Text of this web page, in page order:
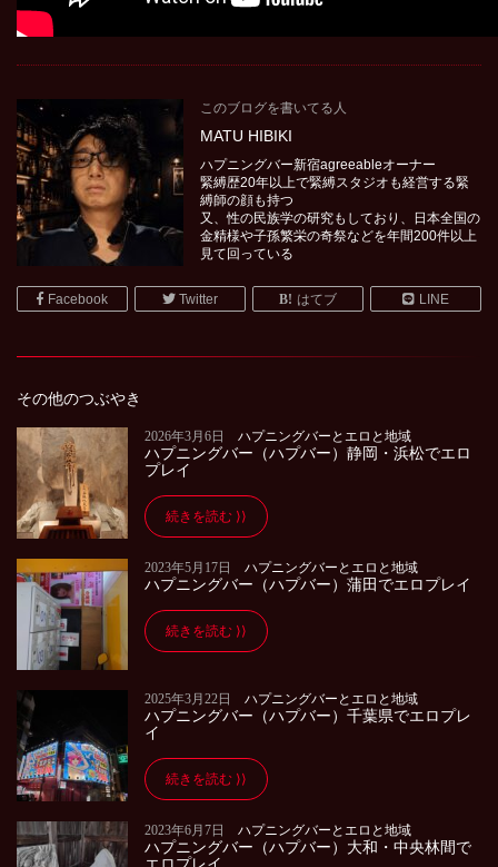
このブログを書いてる人
MATU HIBIKI
ハプニングバー新宿agreeableオーナー
緊縛歴20年以上で緊縛スタジオも経営する緊
縛師の顔も持つ
又、性の民族学の研究もしており、日本全国の
金精様や子孫繁栄の奇祭などを年間200件以上
見て回っている
Facebook Twitter はてブ LINE
その他のつぶやき
2026年3月6日 ハプニングバーとエロと地域
ハプニングバー（ハプバー）静岡・浜松でエロ
プレイ
続きを読む
2023年5月17日 ハプニングバーとエロと地域
ハプニングバー（ハプバー）蒲田でエロプレイ
続きを読む
2025年3月22日 ハプニングバーとエロと地域
ハプニングバー（ハプバー）千葉県でエロプレ
イ
続きを読む
2023年6月7日 ハプニングバーとエロと地域
ハプニングバー（ハプバー）大和・中央林間で